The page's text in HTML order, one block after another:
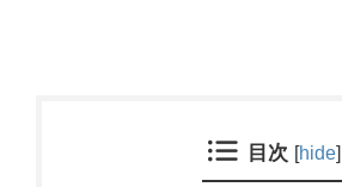
目次 [hide]